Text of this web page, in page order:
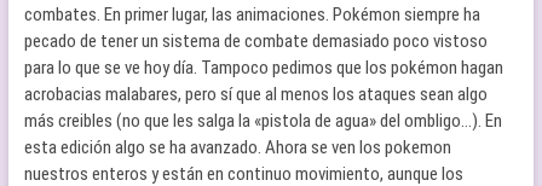
combates. En primer lugar, las animaciones. Pokémon siempre ha
pecado de tener un sistema de combate demasiado poco vistoso
para lo que se ve hoy día. Tampoco pedimos que los pokémon hagan
acrobacias malabares, pero sí que al menos los ataques sean algo
más creibles (no que les salga la «pistola de agua» del ombligo…). En
esta edición algo se ha avanzado. Ahora se ven los pokemon
nuestros enteros y están en continuo movimiento, aunque los